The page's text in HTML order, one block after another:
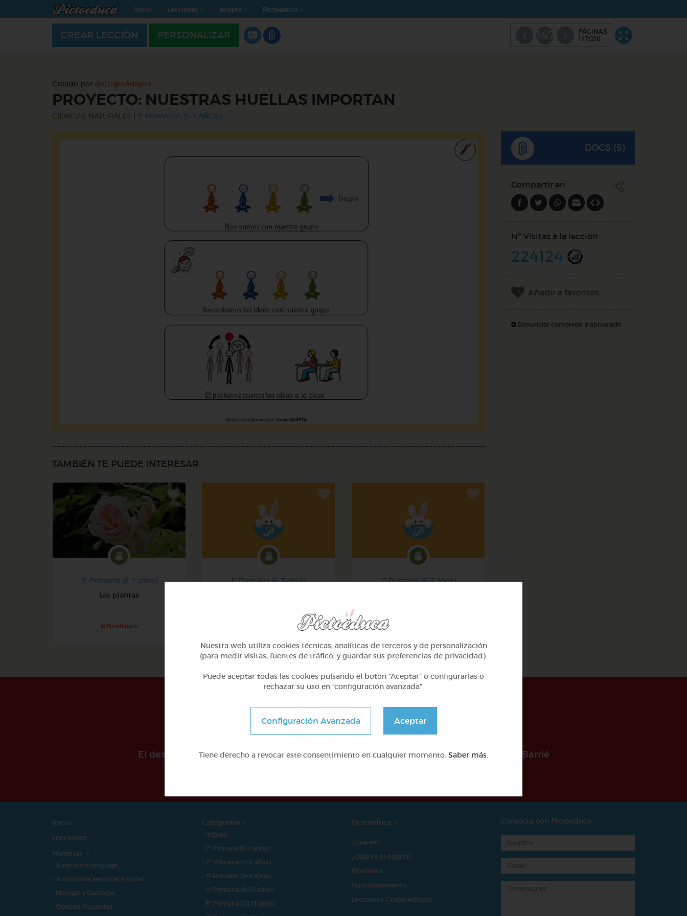
Inicio Lecciones Adapta Pictoeduca
CREAR LECCIÓN PERSONALIZAR
PÁGINAS
147/216
Creado por @GrupoAdapta
PROYECTO: NUESTRAS HUELLAS IMPORTAN
CIENCIAS NATURALES 1º PRIMARIA (6-7 AÑOS)
TAMBIÉN TE PUEDE INTERESAR
1º Primaria (6-7 años)
Las plantas
@Noeliagus
1º Primaria (6-7 años)
1º Primaria (6-7 años)
DOCS (5)
Compartir en
Nº Visitas a la lección
224124
Añadir a favoritos
Denunciar contenido inapropiado
El desarollo de este proyecto ha sido posible gracias al mecenazgo de la Fundación Barrié
Inicio
Lecciones
Materias
- Audición y Lenguaje
- Autonomía Personal y Social
- Biología y Geología
- Ciencias Naturales
Categorías
- Infantil
- 1º Primaria (6-7 años)
- 2º Primaria (7-8 años)
- 3º Primaria (8-9 años)
- 4º Primaria (9-10 años)
- 5º Primaria (10-11 años)
Pictoeduca
¿Qué es?
¿Cúal es el origen?
Finalidad
Funcionamiento
Lecciones Grupo Adapta
Contacta con Pictoeduca
Nuestra web utiliza cookies técnicas, analíticas de terceros y de personalización
(para medir visitas, fuentes de tráfico, y guardar sus preferencias de privacidad).
Puede aceptar todas las cookies pulsando el botón “Aceptar” o configurarlas o
rechazar su uso en “configuración avanzada”.
Configuración Avanzada Aceptar
Tiene derecho a revocar este consentimiento en cualquier momento. Saber más.